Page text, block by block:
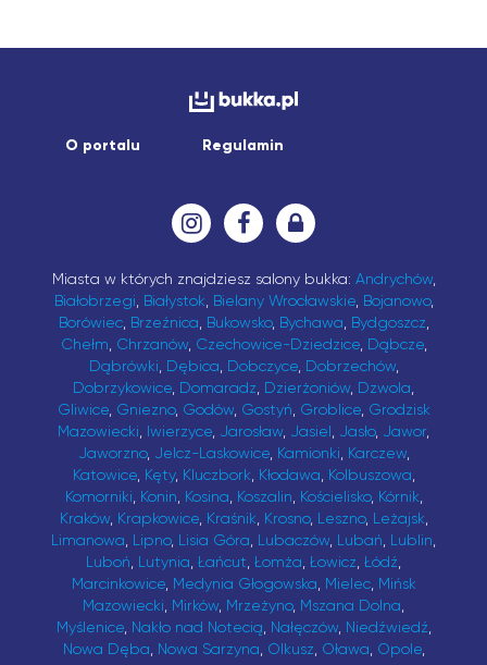
O portalu Regulamin
Miasta w których znajdziesz salony bukka: Andrychów,
Białobrzegi, Białystok, Bielany Wrocławskie, Bojanowo,
Borówiec, Brzeźnica, Bukowsko, Bychawa, Bydgoszcz,
Chełm, Chrzanów, Czechowice-Dziedzice, Dąbcze,
Dąbrówki, Dębica, Dobczyce, Dobrzechów,
Dobrzykowice, Domaradz, Dzierżoniów, Dzwola,
Gliwice, Gniezno, Godów, Gostyń, Groblice, Grodzisk
Mazowiecki, Iwierzyce, Jarosław, Jasiel, Jasło, Jawor,
Jaworzno, Jelcz-Laskowice, Kamionki, Karczew,
Katowice, Kęty, Kluczbork, Kłodawa, Kolbuszowa,
Komorniki, Konin, Kosina, Koszalin, Kościelisko, Kórnik,
Kraków, Krapkowice, Kraśnik, Krosno, Leszno, Leżajsk,
Limanowa, Lipno, Lisia Góra, Lubaczów, Lubań, Lublin,
Luboń, Lutynia, Łańcut, Łomża, Łowicz, Łódź,
Marcinkowice, Medynia Głogowska, Mielec, Mińsk
Mazowiecki, Mirków, Mrzeżyno, Mszana Dolna,
Myślenice, Nakło nad Notecią, Nałęczów, Niedźwiedź,
Nowa Dęba, Nowa Sarzyna, Olkusz, Oława, Opole,